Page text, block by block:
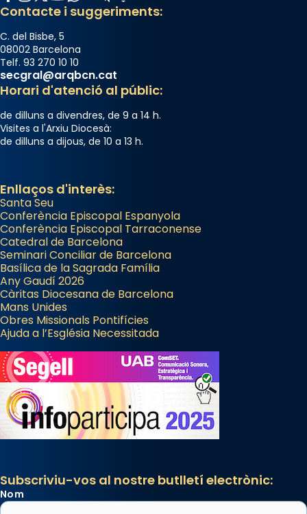
Contacte i suggeriments:
C. del Bisbe, 5
08002 Barcelona
Telf. 93 270 10 10
secgral@arqbcn.cat
Horari d'atenció al públic:
de dilluns a divendres, de 9 a 14 h.
Visites a l'Arxiu Diocesà:
de dilluns a dijous, de 10 a 13 h.
Enllaços d'interès:
Santa Seu
Conferència Episcopal Espanyola
Conferència Episcopal Tarraconense
Catedral de Barcelona
Seminari Conciliar de Barcelona
Basílica de la Sagrada Família
Any Gaudí 2026
Càritas Diocesana de Barcelona
Mans Unides
Obres Missionals Pontifícies
Ajuda a l’Església Necessitada
Subscriviu-vos al nostre butlletí electrònic:
Nom